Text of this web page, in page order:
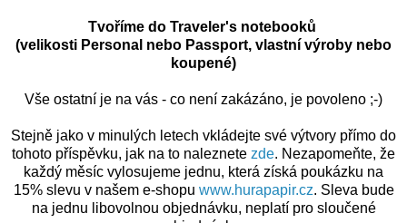
Tvoříme do Traveler's notebooků
(velikosti Personal nebo Passport, vlastní výroby nebo
koupené)
Vše ostatní je na vás - co není zakázáno, je povoleno ;-)
Stejně jako v minulých letech vkládejte své výtvory přímo do
tohoto příspěvku, jak na to naleznete zde. Nezapomeňte, že
každý měsíc vylosujeme jednu, která získá poukázku na
15% slevu v našem e-shopu www.hurapapir.cz. Sleva bude
na jednu libovolnou objednávku, neplatí pro sloučené